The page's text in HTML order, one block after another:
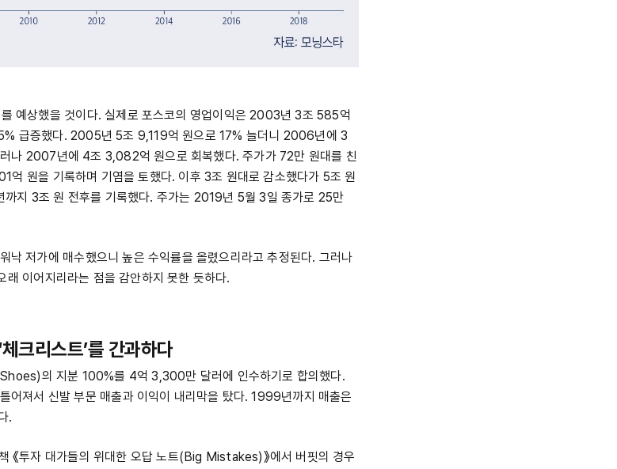
예상했을 것이다. 실제로 포스코의 영업이익은 2003년 3조 585억
급증했다. 2005년 5조 9,119억 원으로 17% 늘더니 2006년에 3
나 2007년에 4조 3,082억 원으로 회복했다. 주가가 72만 원대를 친
원을 기록하며 기염을 토했다. 이후 3조 원대로 감소했다가 5조 원
지 3조 원 전후를 기록했다. 주가는 2019년 5월 3일 종가로 25만
낙 저가에 매수했으니 높은 수익률을 올렸으리라고 추정된다. 그러나
래 이어지리라는 점을 감안하지 못한 듯하다.
크리스트’를 간과하다
의 지분 100%를 4억 3,300만 달러에 인수하기로 합의했다.
어져서 신발 부문 매출과 이익이 내리막을 탔다. 1999년까지 매출은
.
투자 대가들의 위대한 오답 노트(Big Mistakes)》에서 버핏의 경우